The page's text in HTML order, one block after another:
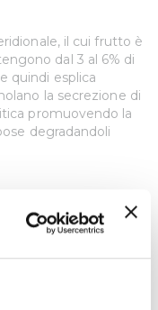
il cui frutto è
dal 3 al 6% di
quindi esplica
la secrezione di
promuovendo la
degradandoli
amidi e acidi grassi
contenuta nei